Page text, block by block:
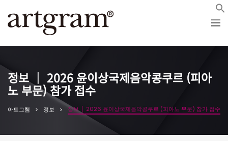
정보 │ 2026 윤이상국제음악콩쿠르 (피아
노 부문) 참가 접수
아트그램 정보 정보 │ 2026 윤이상국제음악콩쿠르 (피아노 부문) 참가 접수